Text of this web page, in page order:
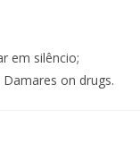
em silêncio;
Damares on drugs.